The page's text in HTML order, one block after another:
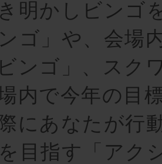
明かしビンゴ
ゴ」や、会場
ビンゴ」、スク
内で今年の目
にあなたが行
目指す「アク